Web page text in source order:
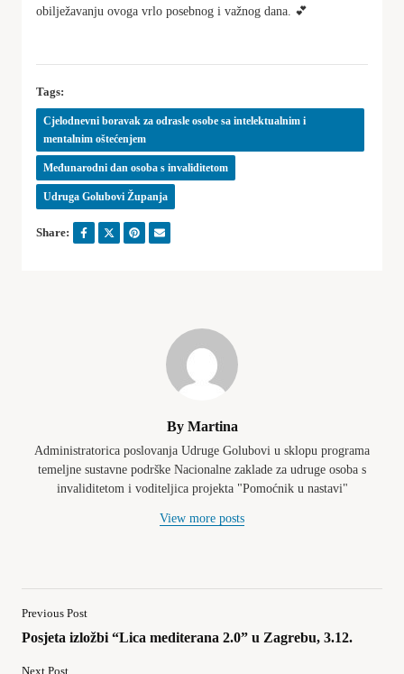
obilježavanju ovoga vrlo posebnog i važnog dana. 💕
Tags:
Cjelodnevni boravak za odrasle osobe sa intelektualnim i
mentalnim oštećenjem
Međunarodni dan osoba s invaliditetom
Udruga Golubovi Županja
Share:
By Martina
Administratorica poslovanja Udruge Golubovi u sklopu programa
temeljne sustavne podrške Nacionalne zaklade za udruge osoba s
invaliditetom i voditeljica projekta "Pomoćnik u nastavi"
View more posts
Previous Post
Posjeta izložbi “Lica mediterana 2.0” u Zagrebu, 3.12.
Next Post